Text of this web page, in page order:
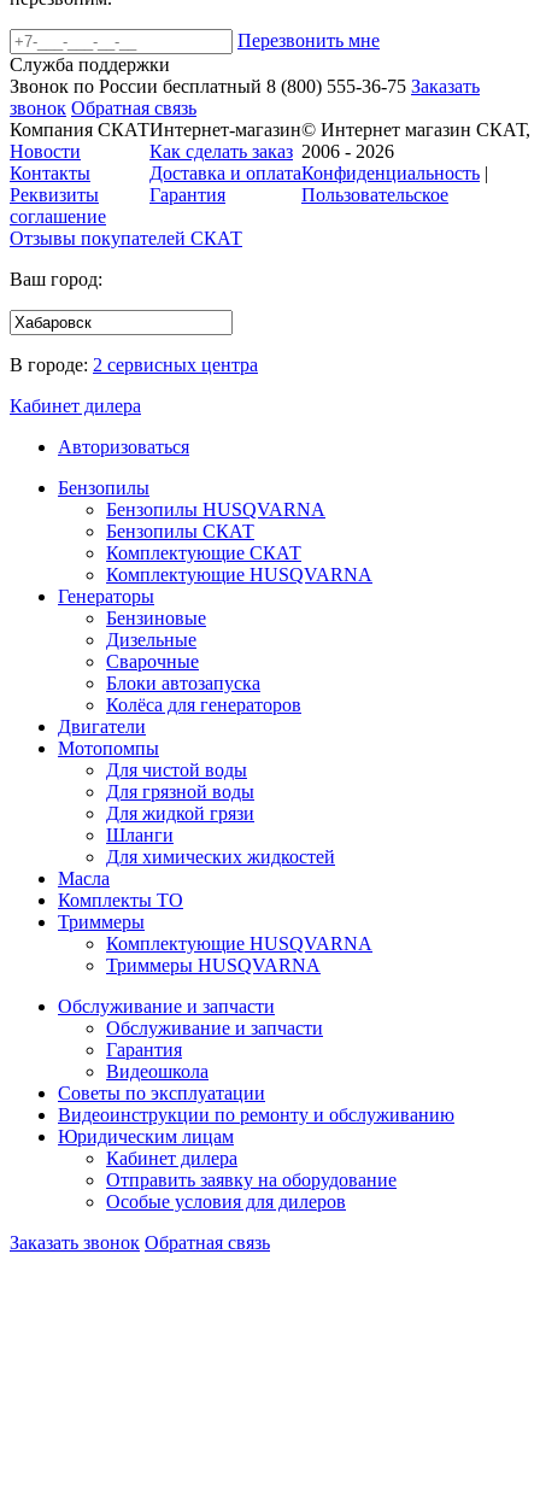
Перезвонить мне
Служба поддержки
Звонок по России бесплатный 8 (800) 555-36-75 Заказать
звонок Обратная связь
Компания СКАТ
Новости
Контакты
Реквизиты
Интернет-магазин
Как сделать заказ
Доставка и оплата
Гарантия
© Интернет магазин СКАТ,
2006 - 2026
Конфиденциальность |
Пользовательское
соглашение
Отзывы покупателей СКАТ
Ваш город:
В городе: 2 сервисных центра
Кабинет дилера
Авторизоваться
Бензопилы
Бензопилы HUSQVARNA
Бензопилы СКАТ
Комплектующие СКАТ
Комплектующие HUSQVARNA
Генераторы
Бензиновые
Дизельные
Сварочные
Блоки автозапуска
Колёса для генераторов
Двигатели
Мотопомпы
Для чистой воды
Для грязной воды
Для жидкой грязи
Шланги
Для химических жидкостей
Масла
Комплекты ТО
Триммеры
Комплектующие HUSQVARNA
Триммеры HUSQVARNA
Обслуживание и запчасти
Обслуживание и запчасти
Гарантия
Видеошкола
Советы по эксплуатации
Видеоинструкции по ремонту и обслуживанию
Юридическим лицам
Кабинет дилера
Отправить заявку на оборудование
Особые условия для дилеров
Заказать звонок Обратная связь